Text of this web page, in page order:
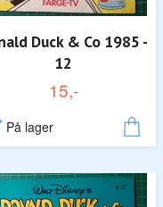
Duck & Co 1985 -
12
15,-
På lager